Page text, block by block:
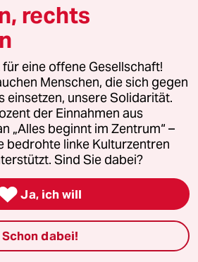
rechts
eine offene Gesellschaft!
Menschen, die sich gegen
einsetzen, unsere Solidarität.
der Einnahmen aus
„Alles beginnt im Zentrum“ –
bedrohte linke Kulturzentren
Sind Sie dabei?
Ja, ich will
Schon dabei!